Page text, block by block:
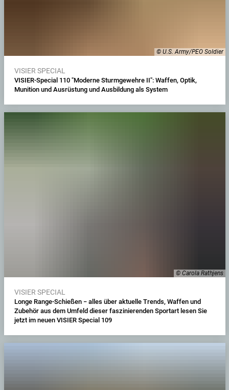
© U.S. Army/PEO Soldier
VISIER SPECIAL
VISIER-Special 110 "Moderne Sturmgewehre II": Waffen, Optik,
Munition und Ausrüstung und Ausbildung als System
© Carola Rathjens
VISIER SPECIAL
Longe Range-Schießen − alles über aktuelle Trends, Waffen und
Zubehör aus dem Umfeld dieser faszinierenden Sportart lesen Sie
jetzt im neuen VISIER Special 109